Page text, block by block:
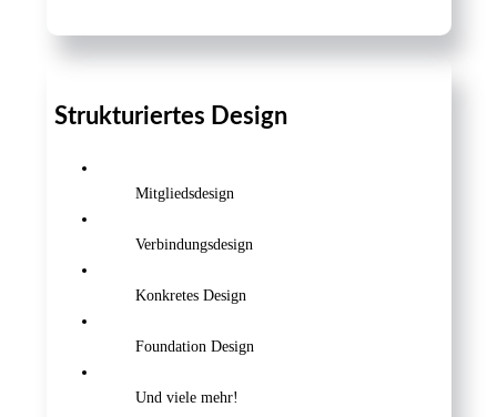
Strukturiertes Design
Mitgliedsdesign
Verbindungsdesign
Konkretes Design
Foundation Design
Und viele mehr!